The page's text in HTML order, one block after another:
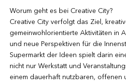
Worum geht es bei Creative City?
Creative City verfolgt das Ziel,
gemeinwohlorientierte Aktivitäten in
und neue Perspektiven für die
Supermarkt der Ideen spielt darin
nicht nur Werkstatt und
einem dauerhaft nutzbaren, offenen